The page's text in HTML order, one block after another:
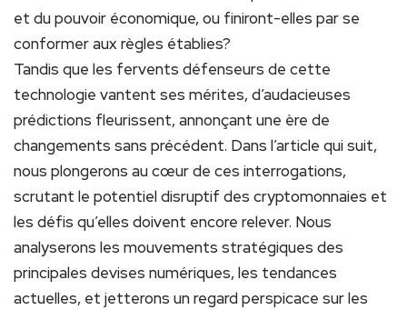
et du pouvoir économique, ou finiront-elles par se
conformer aux règles établies?
Tandis que les fervents défenseurs de cette
technologie vantent ses mérites, d’audacieuses
prédictions fleurissent, annonçant une ère de
changements sans précédent. Dans l’article qui suit,
nous plongerons au cœur de ces interrogations,
scrutant le potentiel disruptif des cryptomonnaies et
les défis qu’elles doivent encore relever. Nous
analyserons les mouvements stratégiques des
principales devises numériques, les tendances
actuelles, et jetterons un regard perspicace sur les